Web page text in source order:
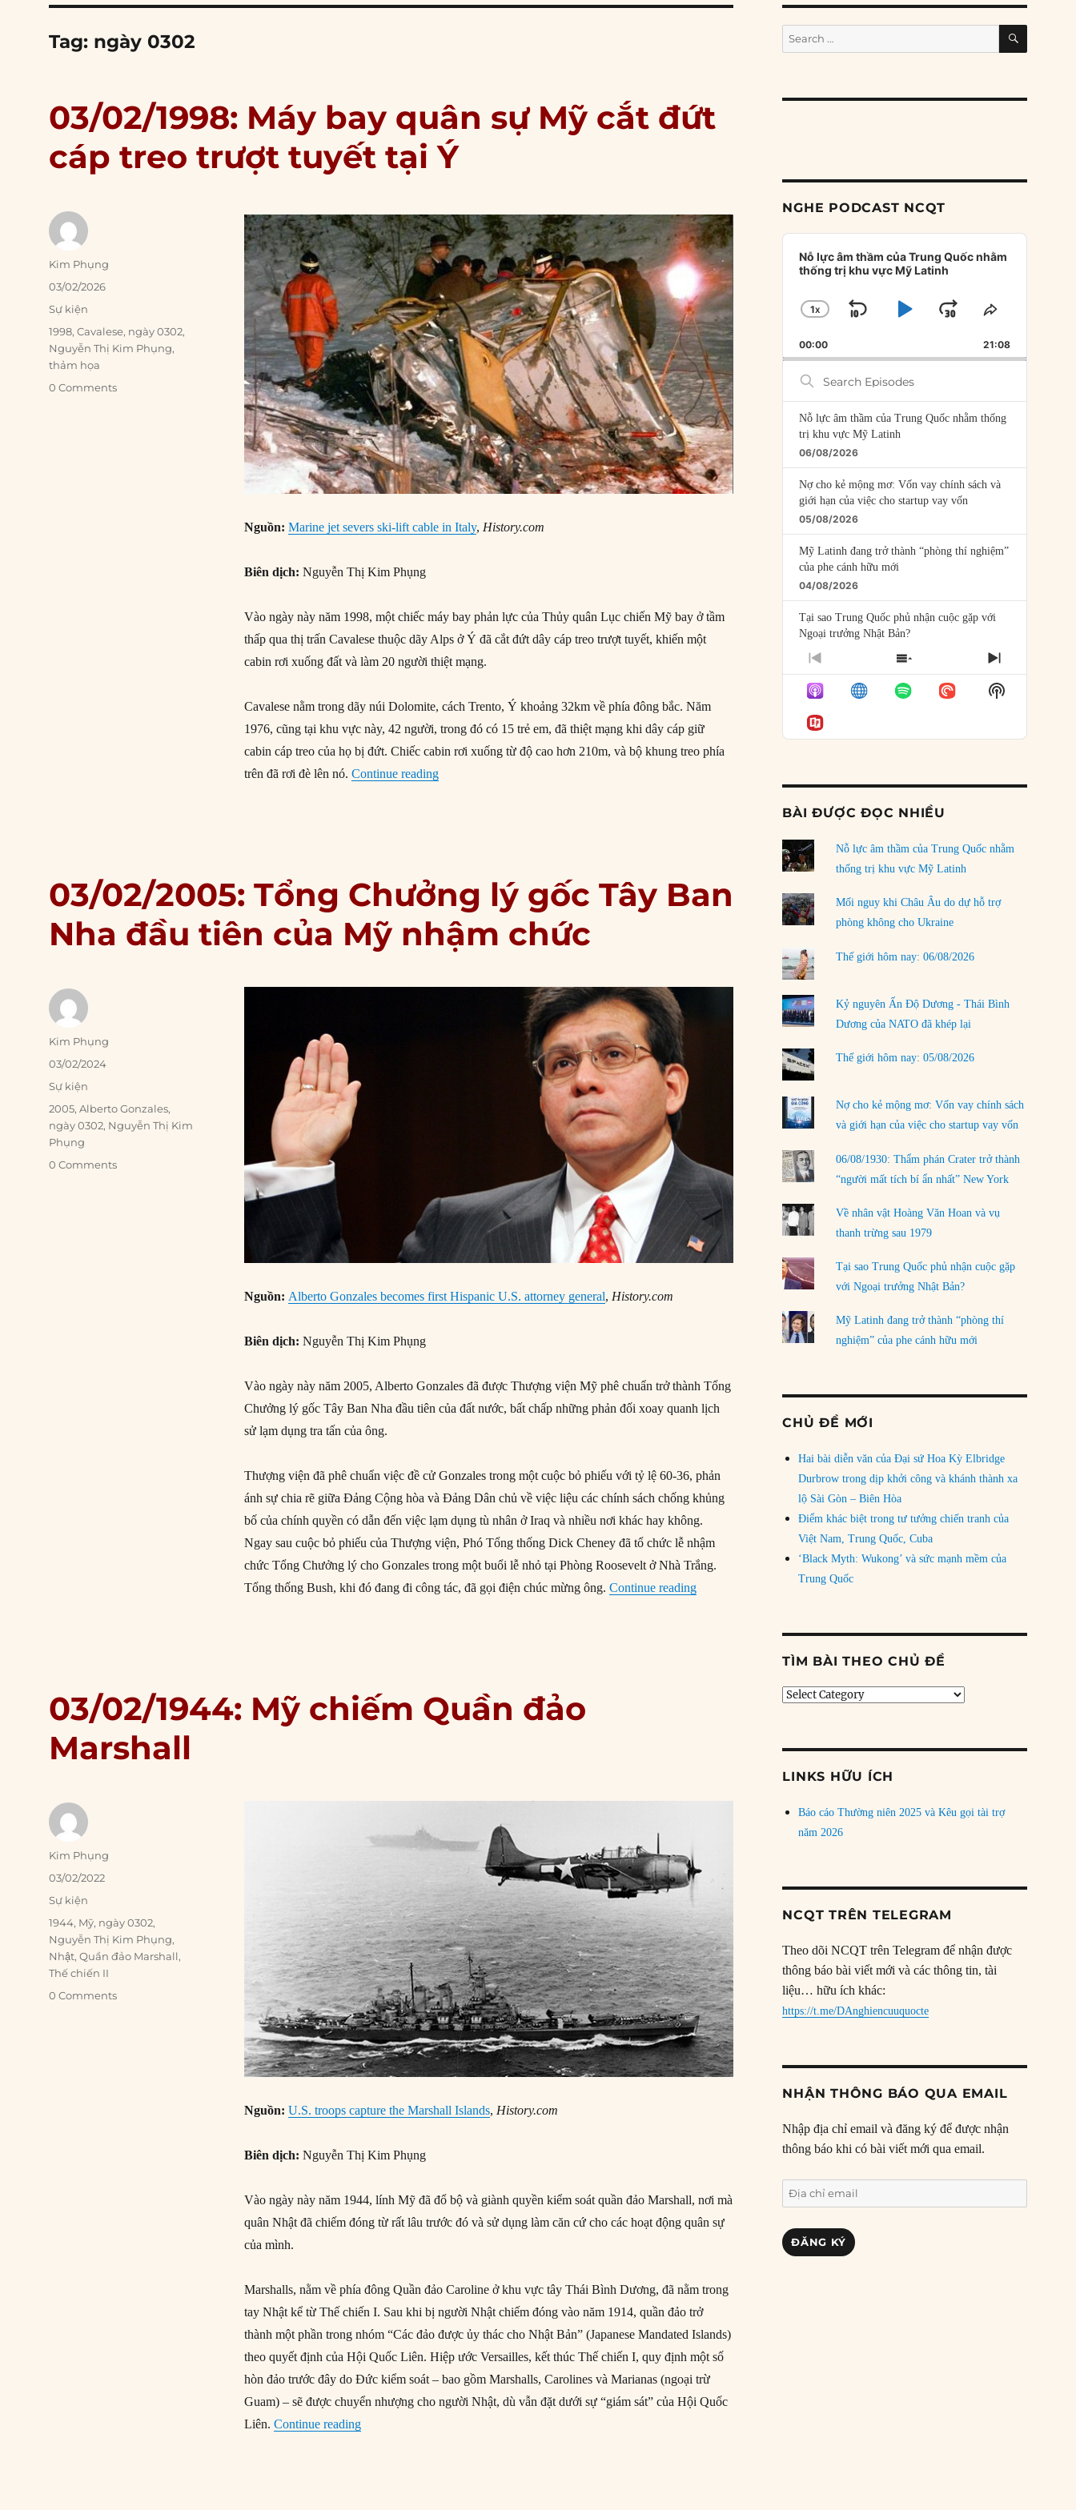
Tag: ngày 0302
03/02/1998: Máy bay quân sự Mỹ cắt đứt
cáp treo trượt tuyết tại Ý
Nguồn:Marine jet severs ski-lift cable in Italy,History.com
Biên dịch: Nguyễn Thị Kim Phụng
Vào ngày này năm 1998, một chiếc máy bay phản lực của Thủy quân Lục chiến Mỹ bay ở tầm
thấp qua thị trấn Cavalese thuộc dãy Alps ở Ý đã cắt đứt dây cáp treo trượt tuyết, khiến một
cabin rơi xuống đất và làm 20 người thiệt mạng.
Cavalese nằm trong dãy núi Dolomite, cách Trento, Ý khoảng 32km về phía đông bắc. Năm
1976, cũng tại khu vực này, 42 người, trong đó có 15 trẻ em, đã thiệt mạng khi dây cáp giữ
cabin cáp treo của họ bị đứt. Chiếc cabin rơi xuống từ độ cao hơn 210m, và bộ khung treo phía
trên đã rơi đè lên nó.Continue reading“03/02/1998: Máy bay quân sự Mỹ cắt đứt cáp treo trượt tuyết tại Ý”
Author
Kim Phụng
Posted
03/02/2026
Categories
Sự kiện
Tags
1998,Cavalese, ngày 0302,
Nguyễn Thị Kim Phụng,
thảm họa
0 Comments
03/02/2005: Tổng Chưởng lý gốc Tây Ban
Nha đầu tiên của Mỹ nhậm chức
Nguồn: Alberto Gonzales becomes first Hispanic U.S. attorney general, History.com
Biên dịch:Nguyễn Thị Kim Phụng
Vào ngày này năm 2005, Alberto Gonzales đã được Thượng viện Mỹ phê chuẩn trở thành Tổng
Chưởng lý gốc Tây Ban Nha đầu tiên của đất nước, bất chấp những phản đối xoay quanh lịch
sử lạm dụng tra tấn của ông.
Thượng viện đã phê chuẩn việc đề cử Gonzales trong một cuộc bỏ phiếu với tỷ lệ 60-36, phản
ánh sự chia rẽ giữa Đảng Cộng hòa và Đảng Dân chủ về việc liệu các chính sách chống khủng
bố của chính quyền có dẫn đến việc lạm dụng tù nhân ở Iraq và nhiều nơi khác hay không.
Ngay sau cuộc bỏ phiếu của Thượng viện, Phó Tổng thống Dick Cheney đã tổ chức lễ nhậm
chức Tổng Chưởng lý cho Gonzales trong một buổi lễ nhỏ tại Phòng Roosevelt ở Nhà Trắng.
Tổng thống Bush, khi đó đang đi công tác, đã gọi điện chúc mừng ông.Continue reading“03/02/2005: Tổng Chưởng lý gốc Tây Ban Nha đầu tiên của Mỹ nhậm
Author
Kim Phụng
Posted
on
03/02/2024
Categories
Sự kiện
Tags
2005,Alberto Gonzales,
ngày 0302, Nguyễn Thị Kim
Phụng
0 Comments
03/02/1944: Mỹ chiếm Quần đảo
Marshall
Nguồn: U.S. troops capture the Marshall Islands, History.com
Biên dịch: Nguyễn Thị Kim Phụng
Vào ngày này năm 1944, lính Mỹ đã đổ bộ và giành quyền kiểm soát quần đảo Marshall, nơi mà
quân Nhật đã chiếm đóng từ rất lâu trước đó và sử dụng làm căn cứ cho các hoạt động quân sự
của mình.
Marshalls, nằm về phía đông Quần đảo Caroline ở khu vực tây Thái Bình Dương, đã nằm trong
tay Nhật kể từ Thế chiến I. Sau khi bị người Nhật chiếm đóng vào năm 1914, quần đảo trở
thành một phần trong nhóm “Các đảo được ủy thác cho Nhật Bản” (Japanese Mandated Islands)
theo quyết định của Hội Quốc Liên. Hiệp ước Versailles, kết thúc Thế chiến I, quy định một số
hòn đảo trước đây do Đức kiểm soát – bao gồm Marshalls, Carolines và Marianas (ngoại trừ
Guam) – sẽ được chuyển nhượng cho người Nhật, dù vẫn đặt dưới sự “giám sát” của Hội Quốc
Liên.Continue reading“03/02/1944: Mỹ chiếm Quần đảo Marshall”
Author
Kim Phụng
Posted
on
03/02/2022
Categories
Sự kiện
Tags
1944, Mỹ, ngày 0302,
Nguyễn Thị Kim Phụng,
Nhật,Quần đảo Marshall,
Thế chiến II
0 Comments
Search
for:
SEARCH
NGHE PODCAST NCQT
Audio
Player
Nỗ lực âm thầm của Trung Quốc nhằm
thống trị khu vực Mỹ Latinh
CHANGE
RATE
1X
SKIP
BACKWARD
PLAYJUMP
FORWARD
SHARE
EPISODE
00:00 21:08
Search
Episodes
Nỗ lực âm thầm của Trung Quốc nhằm thống
trị khu vực Mỹ Latinh
06/08/2026
Nợ cho kẻ mộng mơ: Vốn vay chính sách và
giới hạn của việc cho startup vay vốn
05/08/2026
Mỹ Latinh đang trở thành “phòng thí nghiệm”
của phe cánh hữu mới
04/08/2026
Tại sao Trung Quốc phủ nhận cuộc gặp với
Ngoại trưởng Nhật Bản?
04/08/2026
Điểm mù chiến lược của Trump tại Thái Bình
Dương
03/08/2026
rủi ro
01/08/2026
31/07/2026
phải chịu đựng?
30/07/2026
Tập tìm cách chôn vùi bê bối chấn động vòng
tròn thân cận của mình
PREVIOUS
EPISODE
SHOW
EPISODES
LIST
NEXT
EPISODE
Show
Podcast
BÀI ĐƯỢC ĐỌC NHIỀU
Nỗ lực âm thầm của Trung Quốc nhằm
thống trị khu vực Mỹ Latinh
Mối nguy khi Châu Âu do dự hỗ trợ
phòng không cho Ukraine
Thế giới hôm nay: 06/08/2026
Kỷ nguyên Ấn Độ Dương - Thái Bình
Dương của NATO đã khép lại
Thế giới hôm nay: 05/08/2026
Nợ cho kẻ mộng mơ: Vốn vay chính sách
và giới hạn của việc cho startup vay vốn
06/08/1930: Thẩm phán Crater trở thành
“người mất tích bí ẩn nhất” New York
Về nhân vật Hoàng Văn Hoan và vụ
thanh trừng sau 1979
Tại sao Trung Quốc phủ nhận cuộc gặp
với Ngoại trưởng Nhật Bản?
Mỹ Latinh đang trở thành “phòng thí
nghiệm” của phe cánh hữu mới
CHỦ ĐỀ MỚI
Hai bài diễn văn của Đại sứ Hoa Kỳ Elbridge
Durbrow trong dịp khởi công và khánh thành xa
lộ Sài Gòn – Biên Hòa
Điểm khác biệt trong tư tưởng chiến tranh của
Việt Nam, Trung Quốc, Cuba
‘Black Myth: Wukong’ và sức mạnh mềm của
Trung Quốc
TÌM BÀI THEO CHỦ ĐỀ
Tìm
LINKS HỮU ÍCH
Báo cáo Thường niên 2025 và Kêu gọi tài trợ
năm 2026
NCQT TRÊN TELEGRAM
Theo dõi NCQT trên Telegram để nhận được
thông báo bài viết mới và các thông tin, tài
liệu… hữu ích khác:
https://t.me/DAnghiencuuquocte
NHẬN THÔNG BÁO QUA EMAIL
Nhập địa chỉ email và đăng ký để được nhận
thông báo khi có bài viết mới qua email.
Địa
chỉ
email
ĐĂNG KÝ